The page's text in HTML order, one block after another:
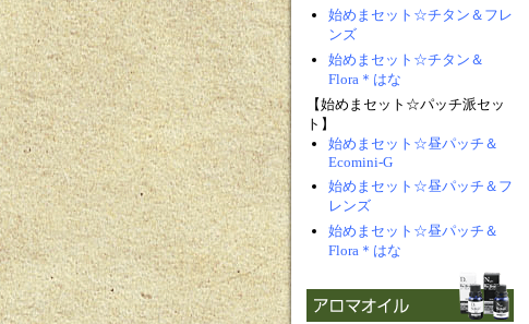
始めまセット☆チタン＆フレ
ンズ
始めまセット☆チタン＆
Flora＊はな
【始めまセット☆パッチ派セッ
ト】
始めまセット☆昼パッチ＆
Ecomini-G
始めまセット☆昼パッチ＆フ
レンズ
始めまセット☆昼パッチ＆
Flora＊はな